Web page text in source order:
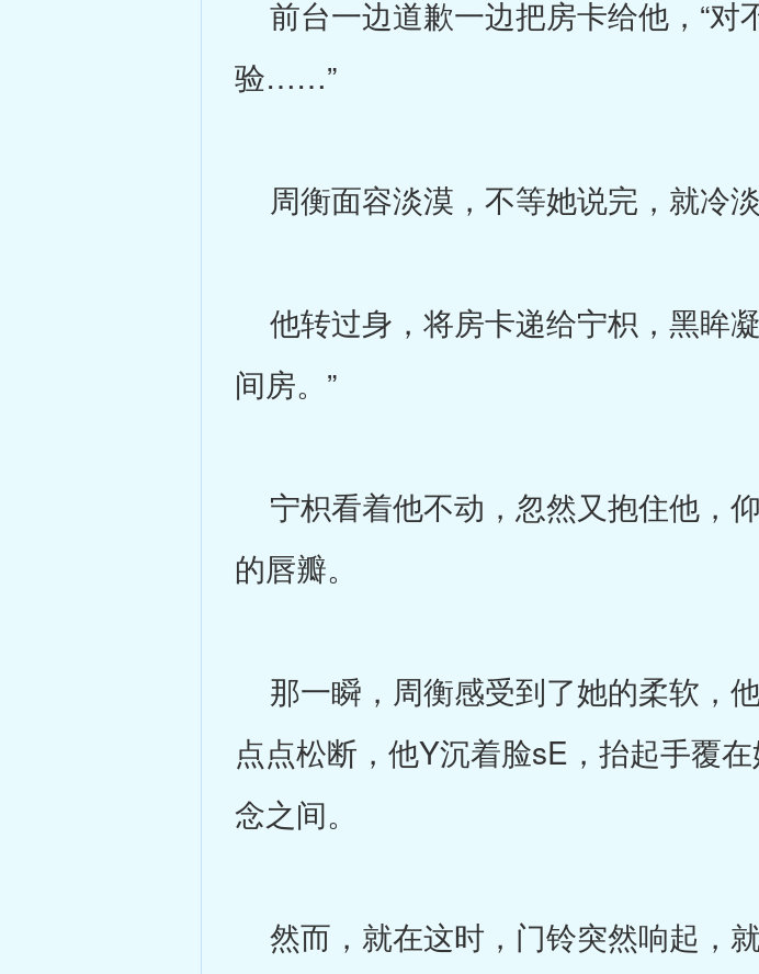
前台一边道歉一边把房卡给他，“对
验……”
周衡面容淡漠，不等她说完，就冷淡
他转过身，将房卡递给宁枳，黑眸
间房。”
宁枳看着他不动，忽然又抱住他，
的唇瓣。
那一瞬，周衡感受到了她的柔软，
点点松断，他Y沉着脸sE，抬起手覆
念之间。
然而，就在这时，门铃突然响起，